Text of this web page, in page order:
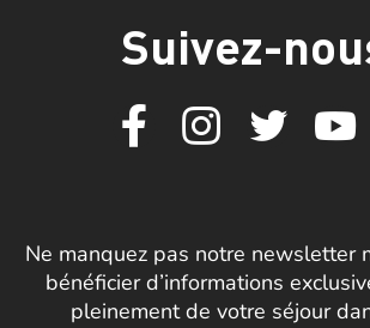
Suivez-
Ne manquez pas notre newsletter
bénéficier d’informations
pleinement de votre séjour